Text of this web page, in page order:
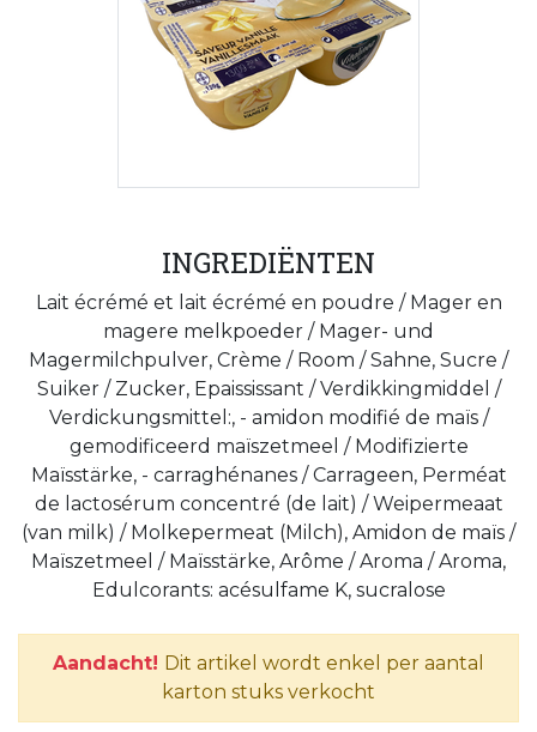
INGREDIËNTEN
Lait écrémé et lait écrémé en poudre / Mager en
magere melkpoeder / Mager- und
Magermilchpulver, Crème / Room / Sahne, Sucre /
Suiker / Zucker, Epaississant / Verdikkingmiddel /
Verdickungsmittel:, - amidon modifié de maïs /
gemodificeerd maïszetmeel / Modifizierte
Maïsstärke, - carraghénanes / Carrageen, Perméat
de lactosérum concentré (de lait) / Weipermeaat
(van milk) / Molkepermeat (Milch), Amidon de maïs /
Maïszetmeel / Maïsstärke, Arôme / Aroma / Aroma,
Edulcorants: acésulfame K, sucralose
Aandacht! Dit artikel wordt enkel per aantal
karton stuks verkocht